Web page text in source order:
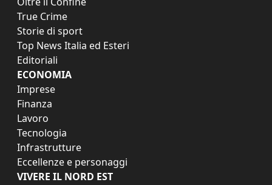
True Crime
Storie di sport
Top News Italia ed Esteri
Editoriali
ECONOMIA
Imprese
Finanza
Lavoro
Tecnologia
Infrastrutture
Eccellenze e personaggi
VIVERE IL NORD EST